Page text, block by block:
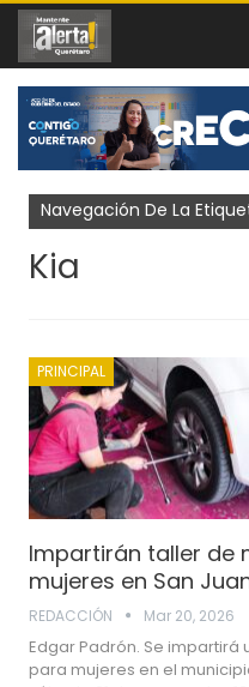
Navegación De La
Kia
PRINCIPAL
Impartirán taller de
mujeres en San
REDACCIÓN Mar 20, 2026
Edgar Padrón. Se
para mujeres en el